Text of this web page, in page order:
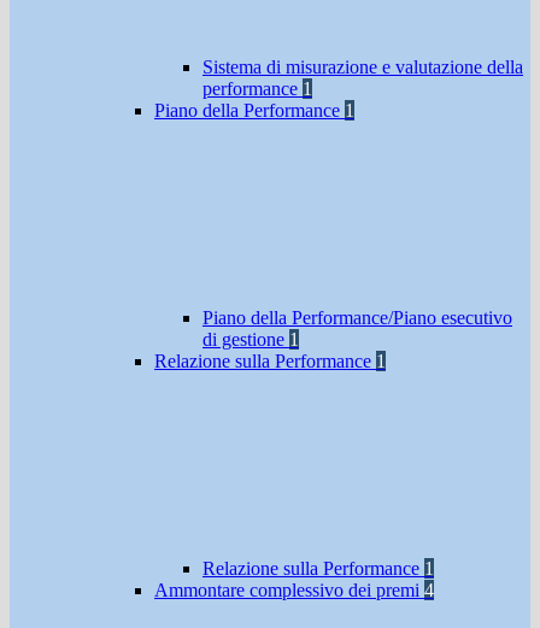
Sistema di misurazione e valutazione della
performance 1
Piano della Performance 1
Piano della Performance/Piano esecutivo
di gestione 1
Relazione sulla Performance 1
Relazione sulla Performance 1
Ammontare complessivo dei premi 4